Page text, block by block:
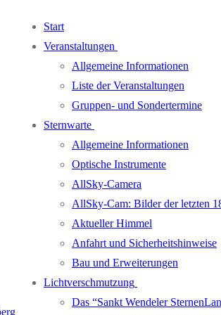
Start
Veranstaltungen
Allgemeine Informationen
Liste der Veranstaltungen
Gruppen- und Sondertermine
Sternwarte
Allgemeine Informationen
Optische Instrumente
AllSky-Camera
AllSky-Cam: Bilder der letzten
Aktueller Himmel
Anfahrt und Sicherheitshinweise
Bau und Erweiterungen
Lichtverschmutzung
Das “Sankt Wendeler